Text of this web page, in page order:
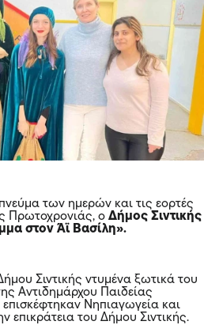
των ημερών και τις εορτές
Πρωτοχρονιάς, ο Δήμος Σιντικής
στον Άϊ Βασίλη».
Σιντικής ντυμένα ξωτικά του
Αντιδημάρχου Παιδείας
Νηπιαγωγεία και
επικράτεια του Δήμου Σιντικής.